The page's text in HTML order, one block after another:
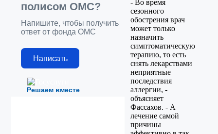
Решаем вместе
полисом ОМС?
Напишите, чтобы получить
ответ от фонда ОМС
Написать
- Во время
сезонного
обострения врач
может только
назначить
симптоматическую
терапию, то есть
снять лекарствами
неприятные
последствия
аллергии, -
объясняет
Фассахов. - А
лечение самой
причины